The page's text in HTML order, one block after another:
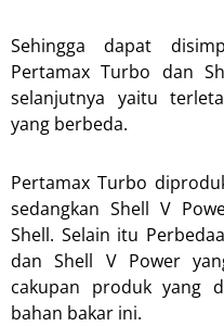
Sehingga dapat
Pertamax Turbo dan
selanjutnya yaitu
yang berbeda.
Pertamax Turbo
sedangkan Shell V
Shell. Selain itu
dan Shell V Power
cakupan produk yang
bahan bakar ini.